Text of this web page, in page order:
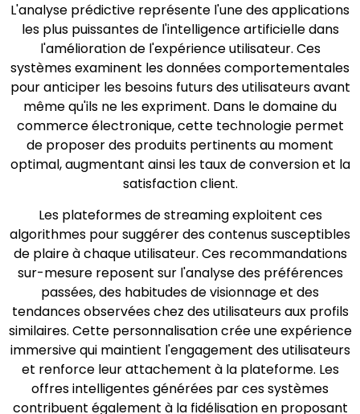
L'analyse prédictive représente l'une des applications
les plus puissantes de l'intelligence artificielle dans
l'amélioration de l'expérience utilisateur. Ces
systèmes examinent les données comportementales
pour anticiper les besoins futurs des utilisateurs avant
même qu'ils ne les expriment. Dans le domaine du
commerce électronique, cette technologie permet
de proposer des produits pertinents au moment
optimal, augmentant ainsi les taux de conversion et la
satisfaction client.
Les plateformes de streaming exploitent ces
algorithmes pour suggérer des contenus susceptibles
de plaire à chaque utilisateur. Ces recommandations
sur-mesure reposent sur l'analyse des préférences
passées, des habitudes de visionnage et des
tendances observées chez des utilisateurs aux profils
similaires. Cette personnalisation crée une expérience
immersive qui maintient l'engagement des utilisateurs
et renforce leur attachement à la plateforme. Les
offres intelligentes générées par ces systèmes
contribuent également à la fidélisation en proposant